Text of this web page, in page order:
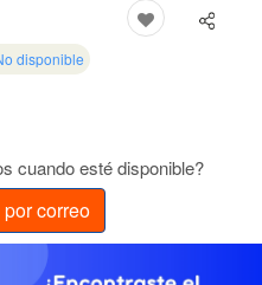
disponible
cuando esté disponible?
correo